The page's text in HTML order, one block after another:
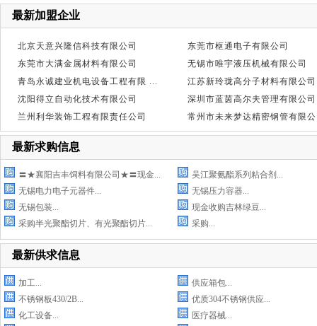
最新加盟企业
北京天意兴隆信科技有限公司
东莞市枢通电子有限公司
东莞市大满金属材料有限公司
无锡市唯宇液压机械有限公司
青岛永诚建业机电设备工程有限 ...
江苏新玲珑高分子材料有限公司
沈阳得立自动化技术有限公司
深圳市蓝茵高尔夫管理有限公司
兰州利华装饰工程有限责任公司
常州市未来梦达精密钢管有限
最新求购信息
〓★襄阳吉丰饲料有限公司★〓现金...
吴江聚氨酯系列粘合剂...
无锡电力电子元器件...
无锡压力容器...
无锡包装...
现金收购吉林绿豆...
采购半光聚酯切片、有光聚酯切片...
采购...
最新供求信息
加工...
供应箱包...
不锈钢板430/2B...
优质304不锈钢供应...
化工设备...
医疗器械...